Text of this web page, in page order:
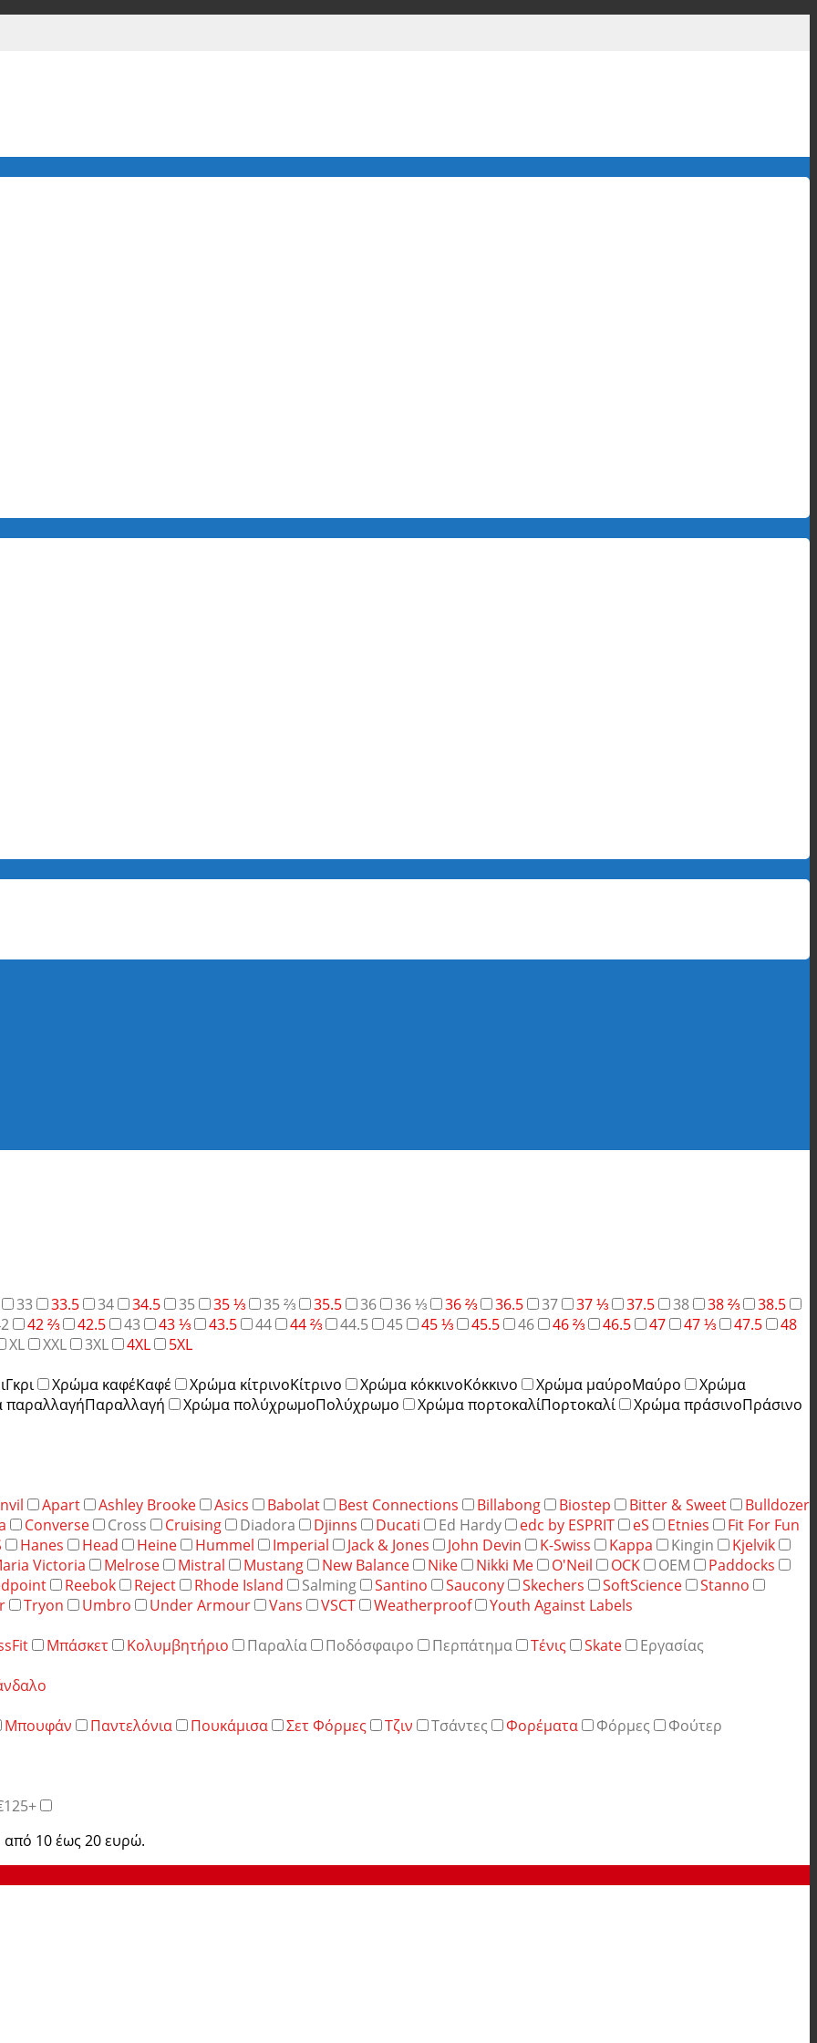
33 33.5 34 34.5 35 35 ⅓ 35 ⅔ 35.5 36 36 ⅓ 36 ⅔ 36.5 37 37 ⅓ 37.5 38 38 ⅔
38.5
42 ⅔ 42.5 43 43 ⅓ 43.5 44 44 ⅔ 44.5 45 45 ⅓ 45.5 46 46 ⅔ 46.5 47 47 ⅓ 47.5
48
XL XXL 3XL 4XL
5XL
Γκρι Χρώμα καφέΚαφέ Χρώμα κίτρινοΚίτρινο Χρώμα κόκκινοΚόκκινο Χρώμα μαύροΜαύρο
Χρώμα
παραλλαγήΠαραλλαγή Χρώμα πολύχρωμοΠολύχρωμο Χρώμα πορτοκαλίΠορτοκαλί Χρώμα πράσινοΠράσινο
Apart Ashley Brooke Asics Babolat Best Connections Billabong Biostep Bitter & Sweet
Bulldozer
Converse Cross Cruising Diadora Djinns Ducati Ed Hardy edc by ESPRIT eS Etnies
Fit For Fun
Hanes Head Heine Hummel Imperial Jack & Jones John Devin K-Swiss Kappa Kingin
Kjelvik
Victoria Melrose Mistral Mustang New Balance Nike Nikki Me O'Neil OCK OEM
Paddocks
Reebok Reject Rhode Island Salming Santino Saucony Skechers SoftScience
Stanno
Tryon Umbro Under Armour Vans VSCT Weatherproof
Youth Against Labels
Μπάσκετ Κολυμβητήριο Παραλία Ποδόσφαιρο Περπάτημα Τένις Skate
Εργασίας
Μπουφάν Παντελόνια Πουκάμισα Σετ Φόρμες Τζιν Τσάντες Φορέματα Φόρμες
Φούτερ
από 10 έως 20 ευρώ.